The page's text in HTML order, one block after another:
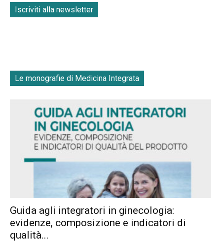
Iscriviti alla newsletter
Le monografie di Medicina Integrata
Guida agli integratori in ginecologia:
evidenze, composizione e indicatori di
qualità...